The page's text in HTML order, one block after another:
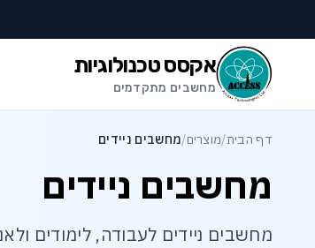
אקסס טכנולוגיות
מחשבים מתקדמים
דף הבית/מוצרים/מחשבים ניידים
מחשבים ניידים
מחשבים ניידים לעבודה, לימודים